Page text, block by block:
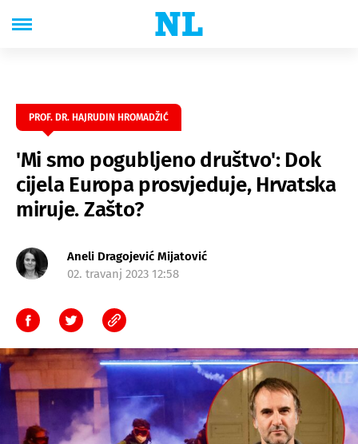
PROF. DR. HAJRUDIN HROMADŽIĆ
'Mi smo pogubljeno društvo': Dok
cijela Europa prosvjeduje, Hrvatska
miruje. Zašto?
Aneli Dragojević Mijatović
02. travanj 2023 12:58